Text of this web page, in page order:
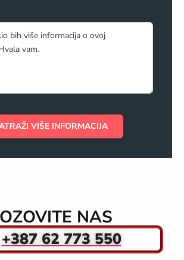
VIŠE INFORMACIJA
NAS
+387 62 773 550